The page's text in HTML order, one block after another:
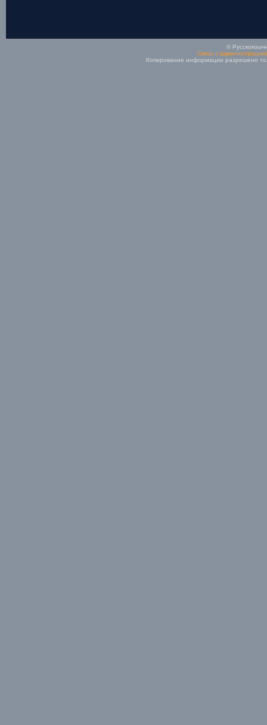
©
Связь с
Копирование информации разрешено